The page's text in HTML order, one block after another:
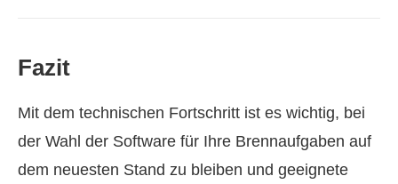
Fazit
Mit dem technischen Fortschritt ist es wichtig, bei
der Wahl der Software für Ihre Brennaufgaben auf
dem neuesten Stand zu bleiben und geeignete